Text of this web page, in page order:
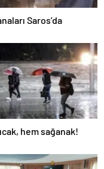
Saros’da
hem sağanak!